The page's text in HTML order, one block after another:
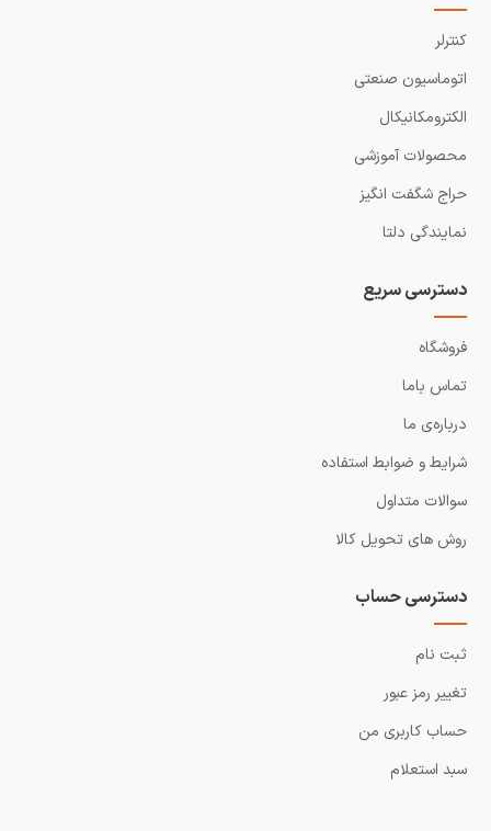
کنترلر
اتوماسیون صنعتی
الکترومکانیکال
محصولات آموزشی
حراج شگفت انگیز
نمایندگی دلتا
دسترسی سریع
فروشگاه
تماس باما
درباره‌ی ما
شرایط و ضوابط استفاده
سوالات متداول
روش های تحویل کالا
دسترسی حساب
ثبت نام
تغییر رمز عبور
حساب کاربری من
سبد استعلام